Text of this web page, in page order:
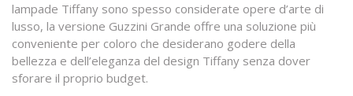
lampade Tiffany sono spesso considerate opere d’arte di
lusso, la versione Guzzini Grande offre una soluzione più
conveniente per coloro che desiderano godere della
bellezza e dell’eleganza del design Tiffany senza dover
sforare il proprio budget.